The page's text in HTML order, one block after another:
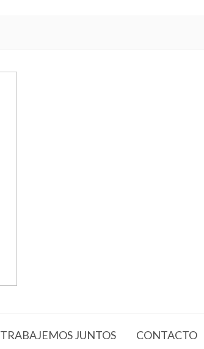
TRABAJEMOS JUNTOS CONTACTO